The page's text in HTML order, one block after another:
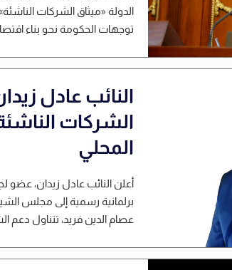
الدولة «ميثاق الشركات
توجهات الحكومة نحو بناء
النائب عادل
الشركات
المحلي
أعلن النائب عادل زيدان، عضو
برلمانية رسمية إلى مجلس
عصام الدين فريد، تتناول دعم